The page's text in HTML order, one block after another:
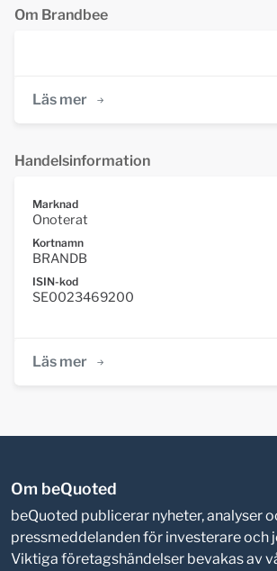
Om Brandbee
Läs mer
Handelsinformation
Marknad
Onoterat
Kortnamn
BRANDB
ISIN-kod
SE0023469200
Läs mer
Om beQuoted
beQuoted publicerar nyheter, analyser
pressmeddelanden för investerare och
Viktiga företagshändelser bevakas av